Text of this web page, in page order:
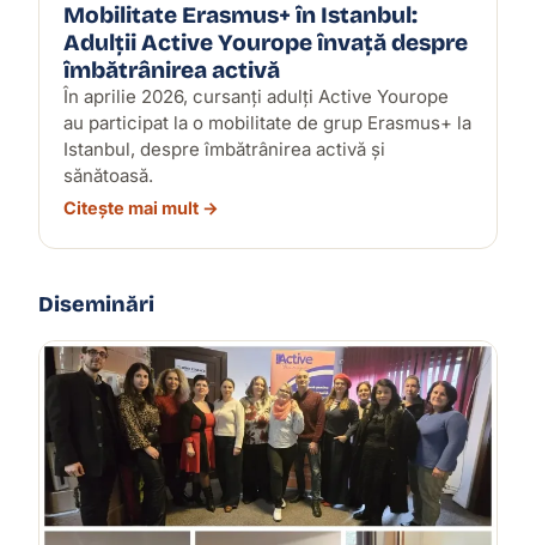
Mobilitate Erasmus+ în Istanbul:
Adulții Active Yourope învață despre
îmbătrânirea activă
În aprilie 2026, cursanți adulți Active Yourope
au participat la o mobilitate de grup Erasmus+ la
Istanbul, despre îmbătrânirea activă și
sănătoasă.
Citește mai mult →
Diseminări